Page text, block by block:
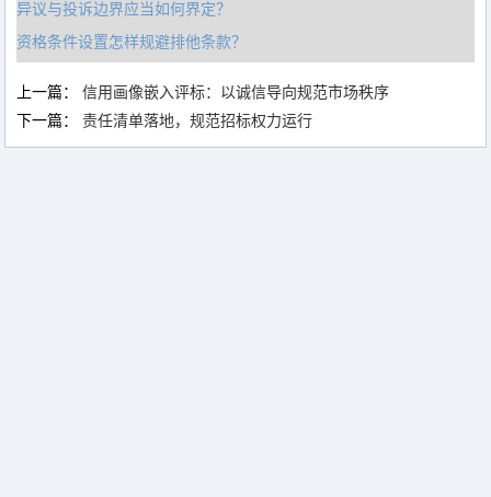
异议与投诉边界应当如何界定？
资格条件设置怎样规避排他条款？
上一篇：信用画像嵌入评标：以诚信导向规范市场秩序
下一篇：责任清单落地，规范招标权力运行